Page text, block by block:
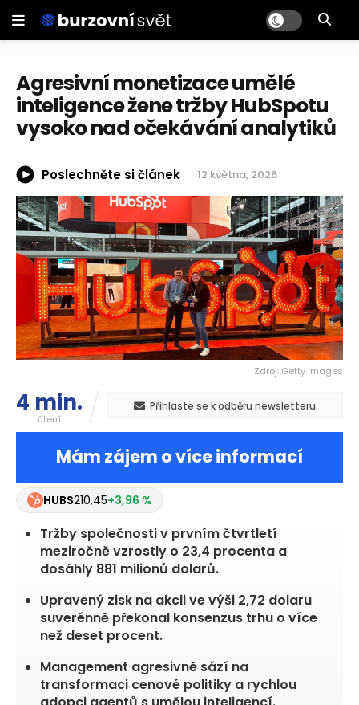
Agresivní monetizace umělé
inteligence žene tržby HubSpotu
vysoko nad očekávání analytiků
Poslechněte si článek 12 května, 2026
Zdroj: Getty images
4 min.
čtení
Přihlaste se k odběru newsletteru
Mám zájem o více informací
HUBS210,45+3,96 %
Tržby společnosti v prvním čtvrtletí
meziročně vzrostly o 23,4 procenta a
dosáhly 881 milionů dolarů.
Upravený zisk na akcii ve výši 2,72 dolaru
suverénně překonal konsenzus trhu o více
než deset procent.
Management agresivně sází na
transformaci cenové politiky a rychlou